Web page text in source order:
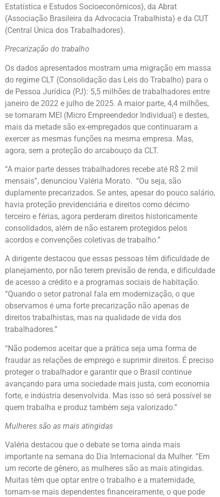
Estatística e Estudos Socioeconômicos), da Abrat
(Associação Brasileira da Advocacia Trabalhista) e da CUT
(Central Única dos Trabalhadores).
Precarização do trabalho
Os dados apresentados mostram uma migração em massa
do regime CLT (Consolidação das Leis do Trabalho) para o
de Pessoa Jurídica (PJ): 5,5 milhões de trabalhadores entre
janeiro de 2022 e julho de 2025. A maior parte, 4,4 milhões,
se tornaram MEI (Micro Empreendedor Individual) e destes,
mais da metade são ex-empregados que continuaram a
exercer as mesmas funções na mesma empresa. Mas,
agora, sem a proteção do arcabouço da CLT.
“A maior parte desses trabalhadores recebe até R$ 2 mil
mensais”, denunciou Valéria Morato. “Ou seja, são
duplamente precarizados. Se antes, apesar do pouco salário,
havia proteção previdenciária e direitos como décimo
terceiro e férias, agora perderam direitos historicamente
consolidados, além de não estarem protegidos pelos
acordos e convenções coletivas de trabalho.”
A dirigente destacou que essas pessoas têm dificuldade de
planejamento, por não terem previsão de renda, e dificuldade
de acesso a crédito e a programas sociais de habitação.
“Quando o setor patronal fala em modernização, o que
observamos é uma forte precarização não apenas de
direitos trabalhistas, mas na qualidade de vida dos
trabalhadores.”
“Não podemos aceitar que a prática seja uma forma de
fraudar as relações de emprego e suprimir direitos. É preciso
proteger o trabalhador e garantir que o Brasil continue
avançando para uma sociedade mais justa, com economia
forte, e indústria desenvolvida. Mas isso só será possível se
quem trabalha e produz também seja valorizado.”
Mulheres são as mais atingidas
Valéria destacou que o debate se torna ainda mais
importante na semana do Dia Internacional da Mulher. “Em
um recorte de gênero, as mulheres são as mais atingidas.
Muitas têm que optar entre o trabalho e a maternidade,
tornam-se mais dependentes financeiramente, o que pode